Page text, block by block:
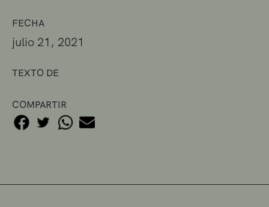
FECHA
julio 21, 2021
TEXTO DE
COMPARTIR